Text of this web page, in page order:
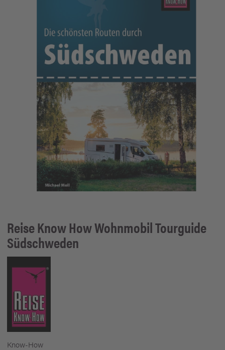
Reise Know HowWohnmobil Tourguide
Südschweden
Know-How